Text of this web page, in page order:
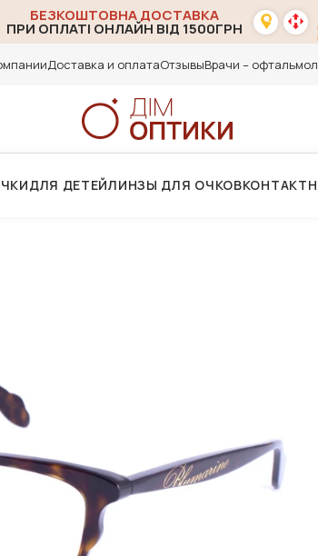
БЕЗКОШТОВНА ДОСТАВКА
ПРИ ОПЛАТІ ОНЛАЙН ВІД 1500ГРН
Доставка и оплатаОтзывыВрачи –
ДЛЯ ДЕТЕЙЛИНЗЫ ДЛЯ ОЧКОВ